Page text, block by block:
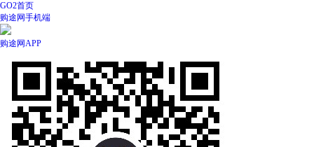
GO2首页
购途网手机端
购途网APP